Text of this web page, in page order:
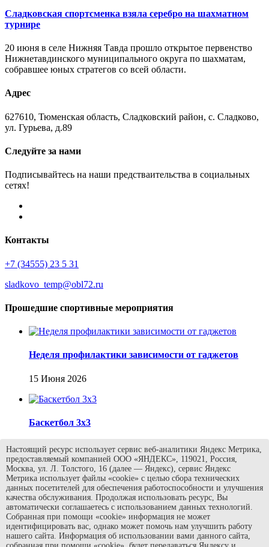
Сладковская спортсменка взяла серебро на шахматном
турнире
20 июня в селе Нижняя Тавда прошло открытое первенство
Нижнетавдинского муниципального округа по шахматам,
собравшее юных стратегов со всей области.
Адрес
627610, Тюменская область, Сладковский район, с. Сладково,
ул. Гурьева, д.89
Следуйте за нами
Подписывайтесь на наши предстваительства в социальных
сетях!
Контакты
+7 (34555) 23 5 31
sladkovo_temp@obl72.ru
Прошедшие спортивные мероприятия
Неделя профилактики зависимости от гаджетов
15 Июня 2026
Баскетбол 3х3
13 Июня 2026
День 9: Спорт, книги и приключения!
11 Июня 2026
Настоящий ресурс использует сервис веб-аналитики Яндекс Метрика,
предоставляемый компанией ООО «ЯНДЕКС», 119021, Россия,
Москва, ул. Л. Толстого, 16 (далее — Яндекс), сервис Яндекс
Метрика использует файлы «cookie» с целью сбора технических
данных посетителей для обеспечения работоспособности и улучшения
качества обслуживания. Продолжая использовать ресурс, Вы
автоматически соглашаетесь с использованием данных технологий.
Собранная при помощи «cookie» информация не может
идентифицировать вас, однако может помочь нам улучшить работу
нашего сайта. Информация об использовании вами данного сайта,